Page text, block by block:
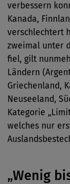
verbessern
Kanada,
verschlechtert
zweimal unter
fiel, gilt
Ländern
Griechenland,
Neuseeland,
Kategorie
welches nur
„Wenig